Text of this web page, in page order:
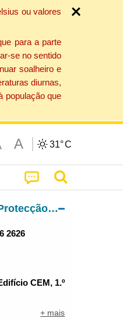
ou valores
para a parte
se no sentido
soalheiro e
diurnas,
população que
A 31°C
Direcção dos Serviços de Protecção Ambiental
2626
CEM, 1.º
+ mais